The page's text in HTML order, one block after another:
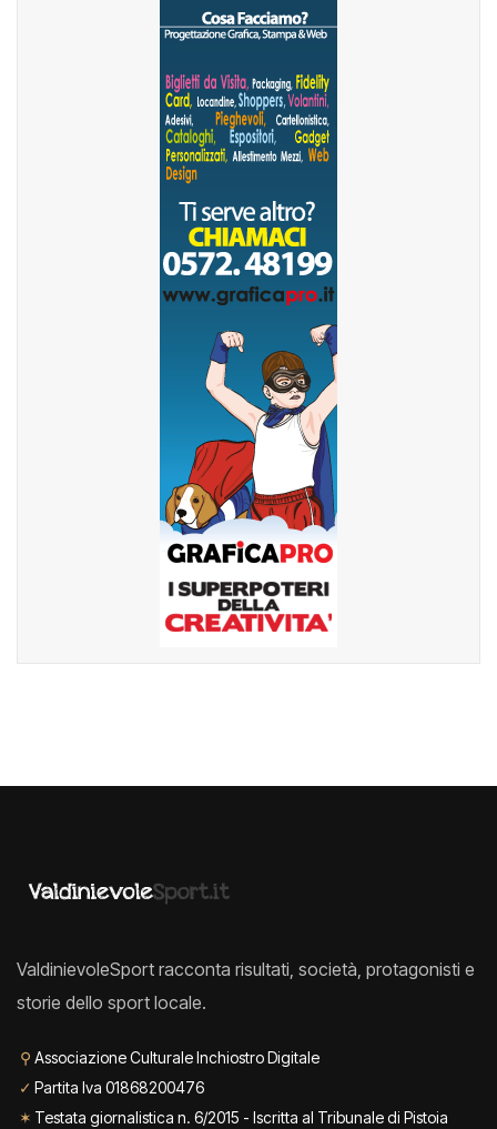
ValdinievoleSport racconta risultati, società, protagonisti e
storie dello sport locale.
⚲ Associazione Culturale Inchiostro Digitale
✓ Partita Iva 01868200476
✶ Testata giornalistica n. 6/2015 - Iscritta al Tribunale di Pistoia